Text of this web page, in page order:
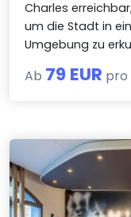
Charles
um die Stadt in
Umgebung zu
Ab 79 EUR pro